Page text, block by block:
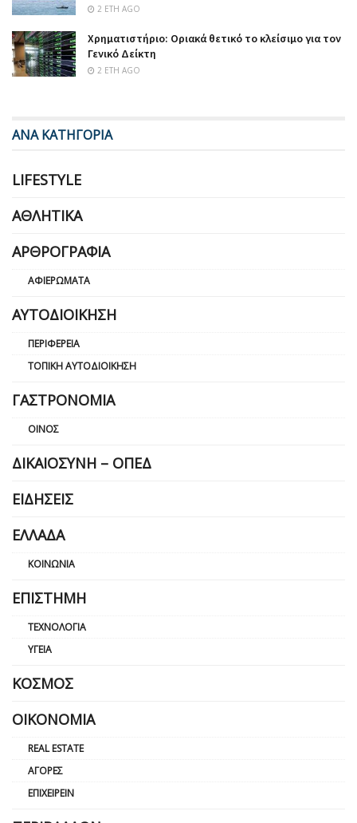
2 ΈΤΗ AGO
Χρηματιστήριο: Οριακά θετικό το κλείσιμο για τον
Γενικό Δείκτη
2 ΈΤΗ AGO
ΑΝΑ ΚΑΤΗΓΟΡΙΑ
LIFESTYLE
ΑΘΛΗΤΙΚΆ
ΑΡΘΡΟΓΡΑΦΊΑ
ΑΦΙΕΡΏΜΑΤΑ
ΑΥΤΟΔΙΟΊΚΗΣΗ
ΠΕΡΙΦΈΡΕΙΑ
ΤΟΠΙΚΉ ΑΥΤΟΔΙΟΊΚΗΣΗ
ΓΑΣΤΡΟΝΟΜΊΑ
ΟΊΝΟΣ
ΔΙΚΑΙΟΣΎΝΗ – ΟΠΕΔ
ΕΙΔΉΣΕΙΣ
ΕΛΛΆΔΑ
ΚΟΙΝΩΝΊΑ
ΕΠΙΣΤΉΜΗ
ΤΕΧΝΟΛΟΓΊΑ
ΥΓΕΊΑ
ΚΌΣΜΟΣ
ΟΙΚΟΝΟΜΊΑ
REAL ESTATE
ΑΓΟΡΈΣ
ΕΠΙΧΕΙΡΕΊΝ